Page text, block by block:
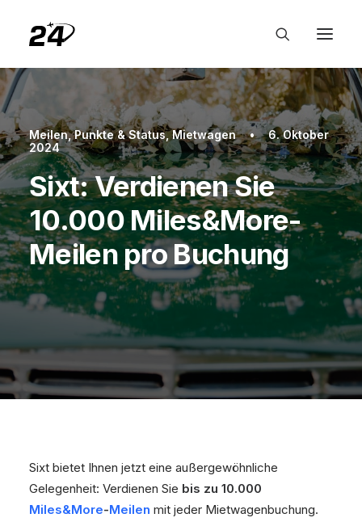
Meilen, Punkte & Status,Mietwagen •
6. Oktober
2024
Sixt: Verdienen Sie
10.000 Miles&More-
Meilen pro Buchung
Sixt bietet Ihnen jetzt eine außergewöhnliche
Gelegenheit: Verdienen Sie bis zu 10.000
Miles&More-Meilen mit jeder Mietwagenbuchung.